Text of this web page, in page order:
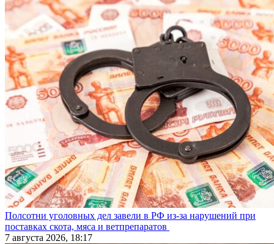
Полсотни уголовных дел завели в РФ из-за нарушений при
поставках скота, мяса и ветпрепаратов
7 августа 2026, 18:17